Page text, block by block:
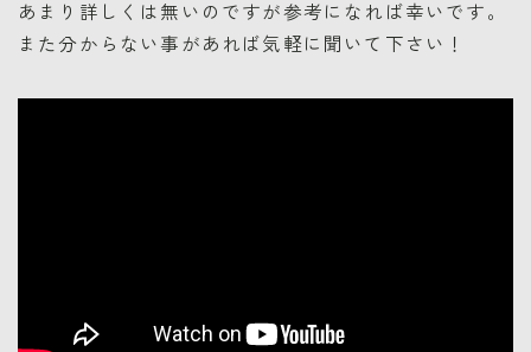
あまり詳しくは無いのですが参考になれば幸いです。
また分からない事があれば気軽に聞いて下さい！